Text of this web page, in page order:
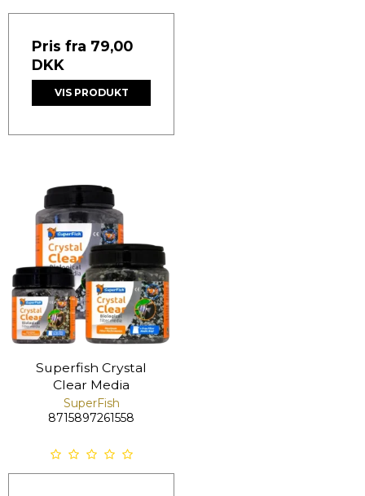
Pris fra 79,00
DKK
VIS PRODUKT
Superfish Crystal
Clear Media
SuperFish
8715897261558